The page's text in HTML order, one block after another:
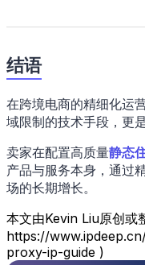
结语
在跨境电商的精细化运
域限制的技术手段，更
卖家在配置高质量静态
产品与服务本身，通过
场的长期增长。
本文由Kevin Liu原创或
https://
proxy-ip-guide )